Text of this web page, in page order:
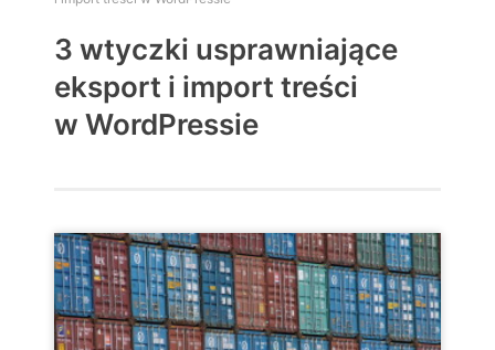
3 wtyczki usprawniające
eksport i import treści
w WordPressie